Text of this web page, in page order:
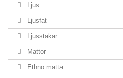
Ljus
Ljusfat
Ljusstakar
Mattor
Ethno matta